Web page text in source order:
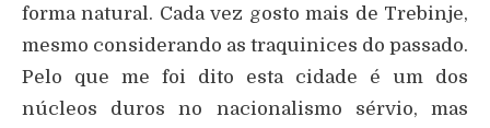
forma natural. Cada vez gosto mais de Trebinje,
mesmo considerando as traquinices do passado.
Pelo que me foi dito esta cidade é um dos
núcleos duros no nacionalismo sérvio, mas